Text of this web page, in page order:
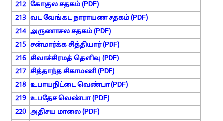
212 கோகுல சதகம் (PDF)
213 வட வேங்கட நாராயண சதகம் (PDF)
214 அருணாசல சதகம் (PDF)
215 சன்மார்க்க சித்தியார் (PDF)
216 சிவாச்சிரமத் தெளிவு (PDF)
217 சித்தாந்த சிகாமணி (PDF)
218 உபாயநிட்டை வெண்பா (PDF)
219 உபதேச வெண்பா (PDF)
220 அதிசய மாலை (PDF)